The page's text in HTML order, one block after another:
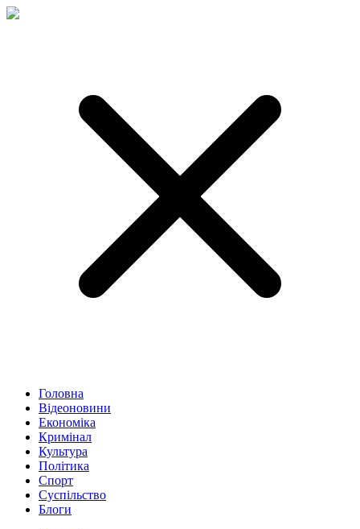
Головна
Відеоновини
Економіка
Кримінал
Культура
Політика
Спорт
Суспільство
Блоги